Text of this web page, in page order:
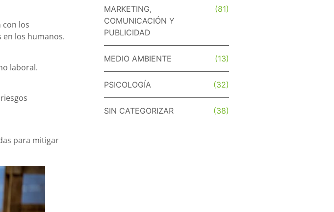
con los
en los humanos.
laboral.
para mitigar
MARKETING,
COMUNICACIÓN Y
PUBLICIDAD
(81)
MEDIO AMBIENTE (13)
PSICOLOGÍA (32)
SIN CATEGORIZAR (38)